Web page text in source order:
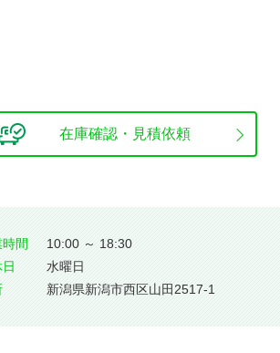
在庫確認・見積依頼
間
10:00 ～ 18:30
水曜日
新潟県新潟市西区山田2517-1